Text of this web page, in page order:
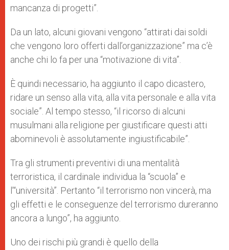
mancanza di progetti”.
Da un lato, alcuni giovani vengono “attirati dai soldi
che vengono loro offerti dall’organizzazione” ma c’è
anche chi lo fa per una “motivazione di vita”.
È quindi necessario, ha aggiunto il capo dicastero,
ridare un senso alla vita, alla vita personale e alla vita
sociale”. Al tempo stesso, “il ricorso di alcuni
musulmani alla religione per giustificare questi atti
abominevoli è assolutamente ingiustificabile”.
Tra gli strumenti preventivi di una mentalità
terroristica, il cardinale individua la “scuola” e
l’“università”. Pertanto “il terrorismo non vincerà, ma
gli effetti e le conseguenze del terrorismo dureranno
ancora a lungo”, ha aggiunto.
Uno dei rischi più grandi è quello della